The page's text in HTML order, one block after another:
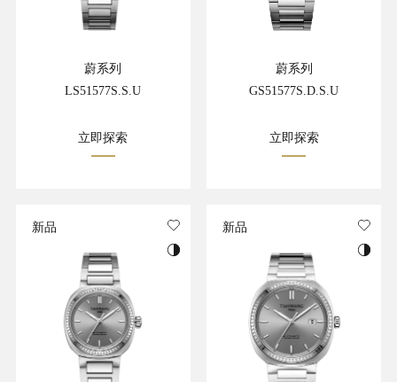
蔚系列
LS51577S.S.U
立即探索
蔚系列
GS51577S.D.S.U
立即探索
新品 新品